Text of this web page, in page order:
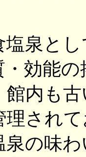
塩泉と
効能
内も
理され
の味